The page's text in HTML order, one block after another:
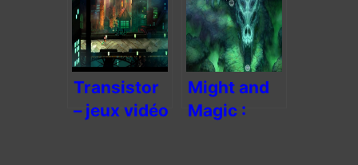
indispensable
?
City, un
Castlevania
affûté et
coloré
Transistor
– jeux vidéo
Might and
Magic :